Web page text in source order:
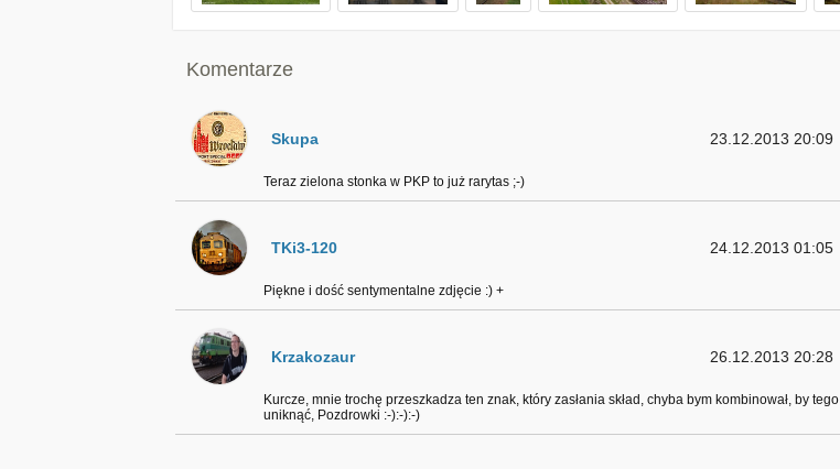
Komentarze
Skupa 23.12.2013 20:09
Teraz zielona stonka w PKP to już rarytas ;-)
TKi3-120 24.12.2013 01:05
Piękne i dość sentymentalne zdjęcie :) +
Krzakozaur 26.12.2013 20:28
Kurcze, mnie trochę przeszkadza ten znak, który zasłania skład, chyba bym kombinował, by tego
uniknąć, Pozdrowki :-):-):-)